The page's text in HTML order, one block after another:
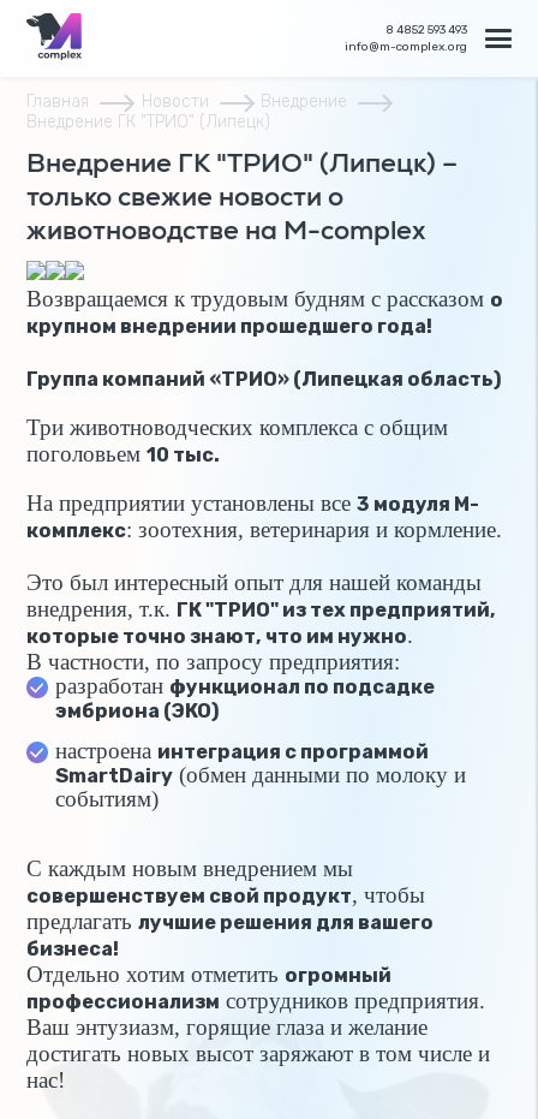
8 4852 593 493
info@m-complex.org
Главная Новости
Внедрение
Внедрение ГК "ТРИО" (Липецк)
Внедрение ГК "ТРИО" (Липецк) –
только свежие новости о
животноводстве на M-complex
Возвращаемся к трудовым будням с рассказом о
крупном внедрении прошедшего года!
Группа компаний «ТРИО» (Липецкая область)
Три животноводческих комплекса с общим
поголовьем10 тыс.
На предприятии установлены все3 модуля М-
комплекс: зоотехния, ветеринария и кормление.
Это был интересный опыт для нашей команды
внедрения, т.к. ГК "ТРИО" из тех предприятий,
которые точно знают, что им нужно.
В частности, по запросу предприятия:
разработан функционал по подсадке
эмбриона (ЭКО)
настроена интеграция с программой
SmartDairy (обмен данными по молоку и
событиям)
С каждым новым внедрением мы
совершенствуем свой продукт, чтобы
предлагатьлучшие решения для вашего
бизнеса!
Отдельно хотим отметить огромный
профессионализм сотрудников предприятия.
Ваш энтузиазм, горящие глаза и желание
достигать новых высот заряжают в том числе и
нас!